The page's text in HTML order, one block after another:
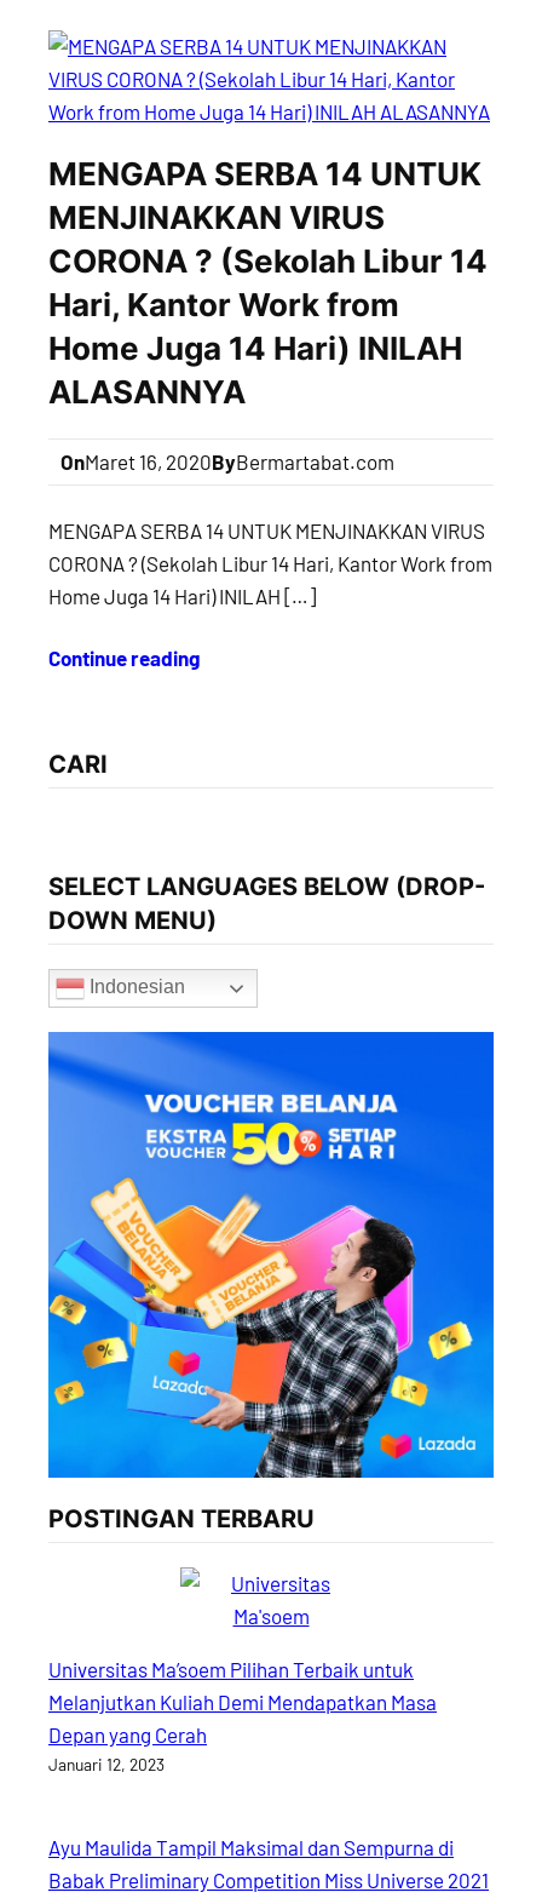
MENGAPA SERBA 14 UNTUK
MENJINAKKAN VIRUS
CORONA ? (Sekolah Libur 14
Hari, Kantor Work from
Home Juga 14 Hari) INILAH
ALASANNYA
OnMaret 16, 2020ByBermartabat.com
MENGAPA SERBA 14 UNTUK MENJINAKKAN VIRUS
CORONA ? (Sekolah Libur 14 Hari, Kantor Work from
Home Juga 14 Hari) INILAH […]
Continue reading
CARI
SELECT LANGUAGES BELOW (DROP-
DOWN MENU)
Indonesian
POSTINGAN TERBARU
Universitas Ma’soem Pilihan Terbaik untuk
Melanjutkan Kuliah Demi Mendapatkan Masa
Depan yang Cerah
Januari 12, 2023
Ayu Maulida Tampil Maksimal dan Sempurna di
Babak Preliminary Competition Miss Universe 2021